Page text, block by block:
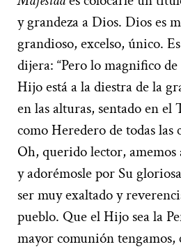
y grandeza a Dios. Dios es
grandioso, excelso, único.
dijera: “Pero lo magnifico
Hijo está a la diestra de la
en las alturas, sentado en
como Heredero de todas las
Oh, querido lector, amemos
y adorémosle por Su
ser muy exaltado y
pueblo. Que el Hijo sea la
mayor comunión tengamos,